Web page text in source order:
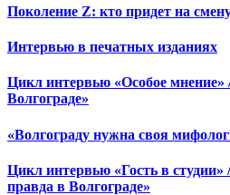
Поколение Z: кто придет на
Интервью в печатных изданиях
Цикл интервью «Особое
Волгограде»
«Волгограду нужна своя
Цикл интервью «Гость в
правда в Волгограде»